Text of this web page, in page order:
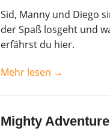
Sid, Manny und Diego
der Spaß losgeht und
erfährst du hier.
Mehr lesen →
Mighty